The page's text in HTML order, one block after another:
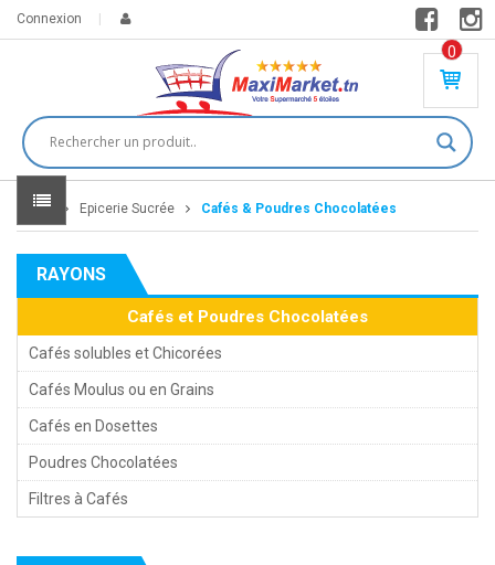
Connexion
0
PR
DU
IT(
S)
DT
Home Epicerie Sucrée Cafés & Poudres Chocolatées
RAYONS
Cafés et Poudres Chocolatées
Cafés solubles et Chicorées
Cafés Moulus ou en Grains
Cafés en Dosettes
Poudres Chocolatées
Filtres à Cafés